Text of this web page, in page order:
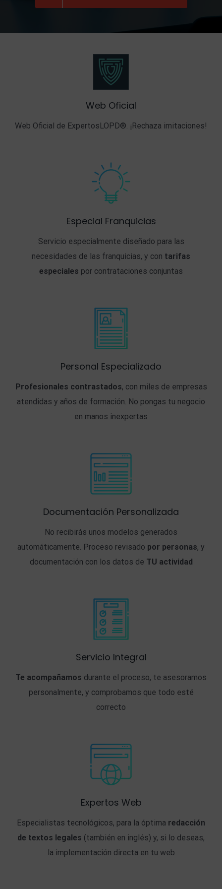
Web Oficial
Web Oficial de ExpertosLOPD®. ¡Rechaza imitaciones!
Especial Franquicias
Servicio especialmente diseñado para las
necesidades de las franquicias, y con tarifas
especiales por contrataciones conjuntas
Personal Especializado
Profesionales contrastados, con miles de empresas
atendidas y años de formación. No pongas tu negocio
en manos inexpertas
Documentación Personalizada
No recibirás unos modelos generados
automáticamente. Proceso revisado por personas, y
documentación con los datos de TU actividad
Servicio Integral
Te acompañamos durante el proceso, te asesoramos
personalmente, y comprobamos que todo esté
correcto
Expertos Web
Especialistas tecnológicos, para la óptima redacción
de textos legales (también en inglés) y, si lo deseas,
la implementación directa en tu web